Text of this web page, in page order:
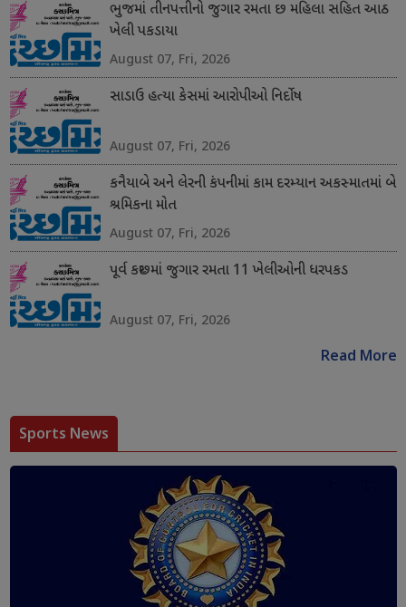
ભુજમાં તીનપત્તીનો જુગાર રમતા છ મહિલા સહિત આઠ
ખેલી પકડાયા
August 07, Fri, 2026
સાડાઉ હત્યા કેસમાં આરોપીઓ નિર્દોષ
August 07, Fri, 2026
કનૈયાબે અને લેરની કંપનીમાં કામ દરમ્યાન અકસ્માતમાં બે
શ્રમિકના મોત
August 07, Fri, 2026
પૂર્વ કચ્છમાં જુગાર રમતા 11 ખેલીઓની ધરપકડ
August 07, Fri, 2026
Read More
Sports News